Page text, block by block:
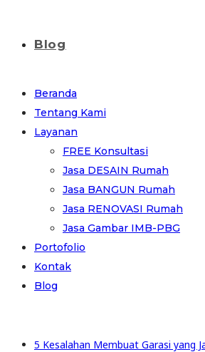
Blog
Beranda
Tentang Kami
Layanan
FREE Konsultasi
Jasa DESAIN Rumah
Jasa BANGUN Rumah
Jasa RENOVASI Rumah
Jasa Gambar IMB-PBG
Portofolio
Kontak
Blog
5 Kesalahan Membuat Garasi yang